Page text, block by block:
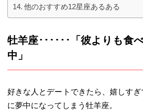
他のおすすめ12星座あるある
牡羊座･･････「彼よりも食
中」
好きな人とデートできたら、嬉しす
に夢中になってしまう牡羊座。